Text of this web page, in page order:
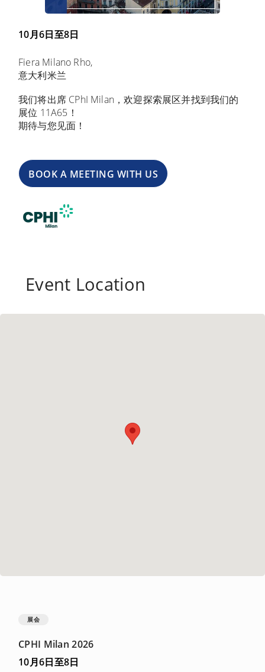
10月6日至8日
Fiera Milano Rho,
意大利米兰
我们将出席 CPhI Milan，欢迎探索展区并找到我们的
展位 11A65！
期待与您见面！
BOOK A MEETING WITH US
Event Location
展会
CPHI Milan 2026
10月6日至8日